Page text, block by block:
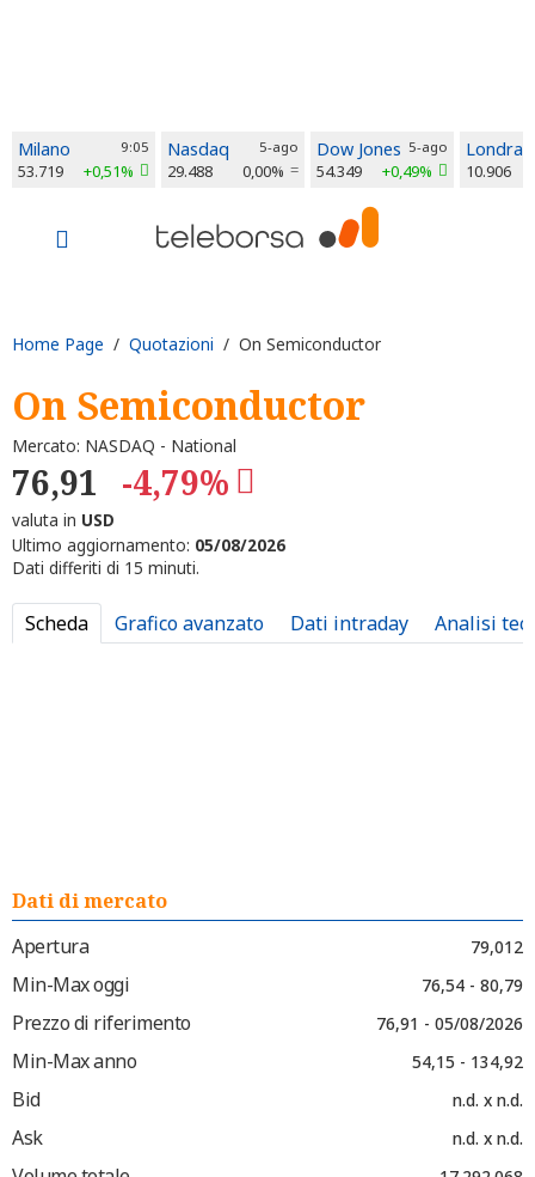
Milano 9:05
53.719 +0,51%
Nasdaq 5-ago
29.488 0,00%
Dow Jones 5-ago
54.349 +0,49%
Londra
10.906
Home Page / Quotazioni / On Semiconductor
On Semiconductor
Mercato: NASDAQ - National
76,91 -4,79%
valuta in USD
Ultimo aggiornamento: 05/08/2026
Dati differiti di 15 minuti.
Scheda Grafico avanzato Dati intraday Analisi
Dati di mercato
Apertura
79,012
Min-Max oggi 76,54 - 80,79
Prezzo di riferimento 76,91 - 05/08/2026
Min-Max anno 54,15 - 134,92
Bid n.d. x n.d.
Ask n.d. x n.d.